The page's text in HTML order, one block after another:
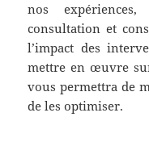
nos
consultation et
l’impact des
mettre en œuvre
vous permettra de
de les optimiser.